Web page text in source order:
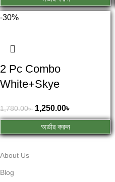
-30%
2 Pc Combo
White+Skye
1,780.00৳ 1,250.00৳
অর্ডার করুন
About Us
Blog